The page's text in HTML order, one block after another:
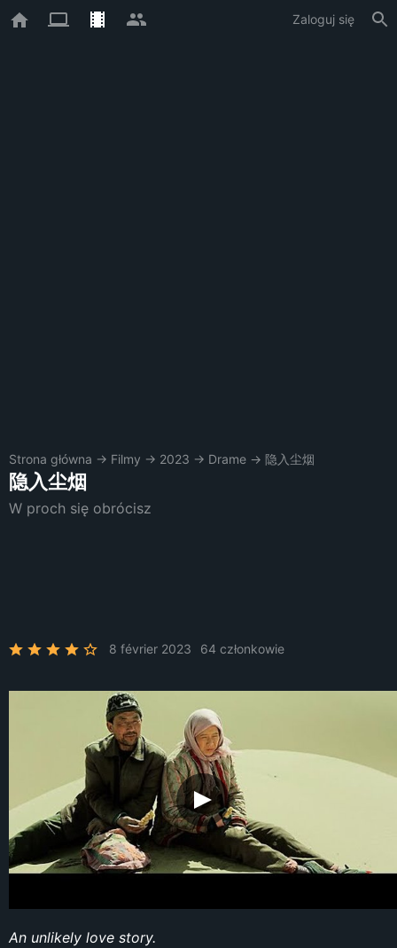
Zaloguj się
Strona główna → Filmy → 2023 → Drame → 隐入尘烟
隐入尘烟
W proch się obrócisz
8 février 2023 64 członkowie
An unlikely love story.